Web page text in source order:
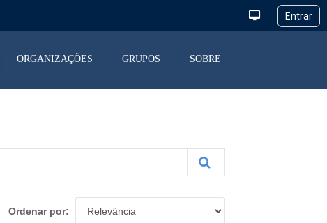
ORGANIZAÇÕES GRUPOS SOBRE
Ordenar por